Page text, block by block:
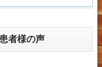
者様の声